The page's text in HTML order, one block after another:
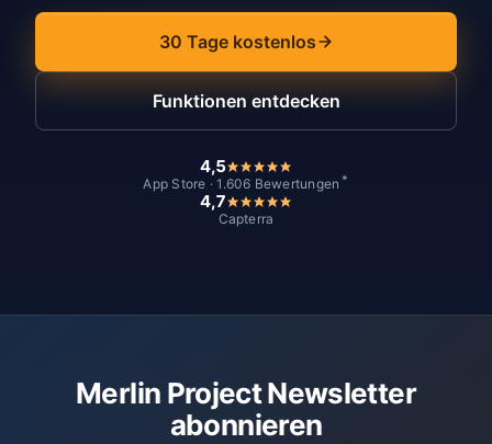
30 Tage kostenlos
Funktionen entdecken
4,5
App Store · 1.606 Bewertungen *
4,7
Capterra
Merlin Project Newsletter
abonnieren